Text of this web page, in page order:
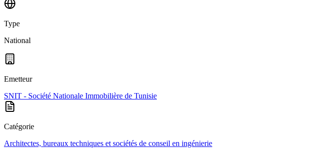
Type
National
Emetteur
SNIT - Société Nationale Immobilière de Tunisie
Catégorie
Architectes, bureaux techniques et sociétés de conseil en ingénierie